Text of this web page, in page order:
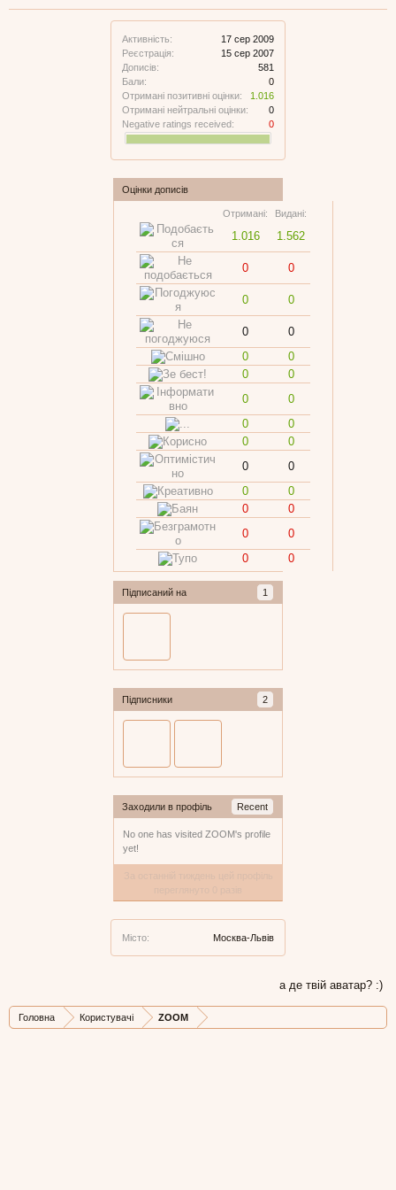
Активність:
17 сер 2009
Реєстрація:
15 сер 2007
Дописів:
581
Бали:
0
Отримані позитивні оцінки:
1.016
Отримані нейтральні оцінки:
0
Negative ratings received:
0
Оцінки дописів
Отримані: Видані:
1.016 1.562
0 0
0 0
0
0
0
0
0
0
0
0
0
0
0
0
0
0
0
0
0
0
0
0
0
0
Підписаний на 1
Підписники 2
Заходили в профіль Recent
No one has visited ZOOM's profile
yet!
Місто: Москва-Львів
а де твій аватар? :)
Головна Користувачі ZOOM